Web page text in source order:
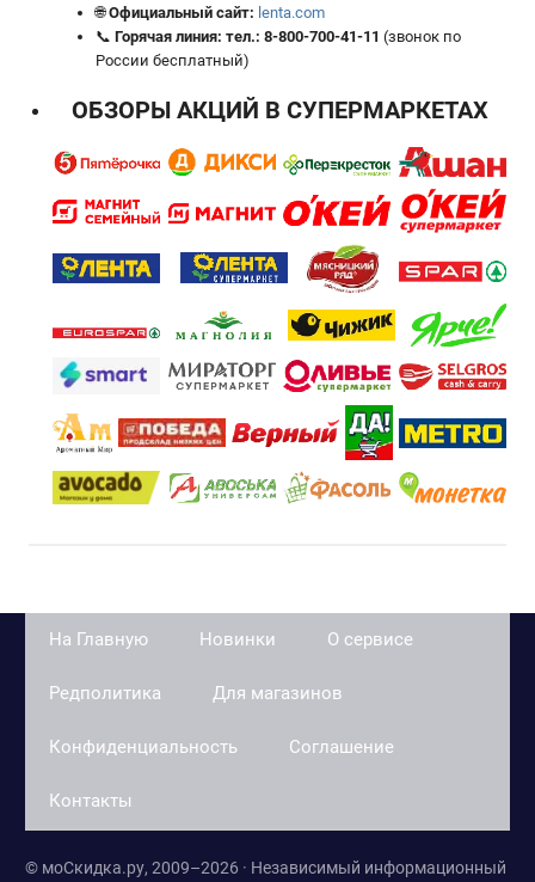
🌐Официальный сайт: lenta.com
📞 Горячая линия: тел.: 8-800-700-41-11 (звонок по
России бесплатный)
ОБЗОРЫ АКЦИЙ В СУПЕРМАРКЕТАХ
На Главную Новинки О сервисе
Редполитика Для магазинов
Конфиденциальность Соглашение
Контакты
© моСкидка.ру, 2009–2026 · Независимый информационный